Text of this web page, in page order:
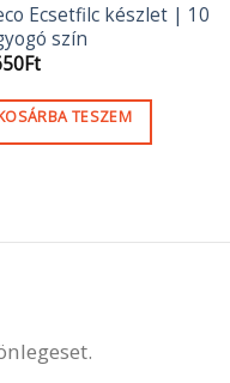
Ecsetfilc készlet | 10
szín
Ft
TESZEM